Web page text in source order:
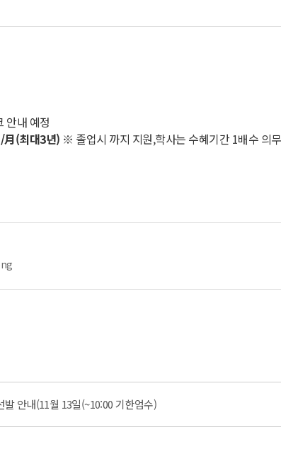
안내 예정
/月(최대3년) ※ 졸업시 까지 지원,학사는 수혜기간 1배수 의
안내(11월 13일(~10:00 기한엄수)